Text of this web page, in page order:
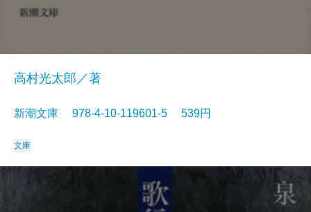
高村光太郎／著
新潮文庫 978-4-10-119601-5 539円
文庫